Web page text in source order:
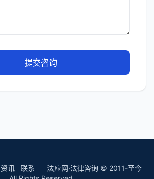
提交咨询
资讯 联系 法应网·法律咨询 © 2011-至今